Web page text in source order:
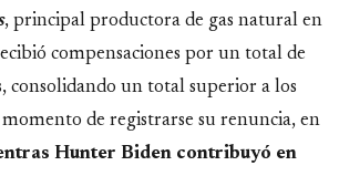
, principal productora de gas natural en
compensaciones por un total de
consolidando un total superior a los
de registrarse su renuncia, en
Hunter Biden contribuyó en